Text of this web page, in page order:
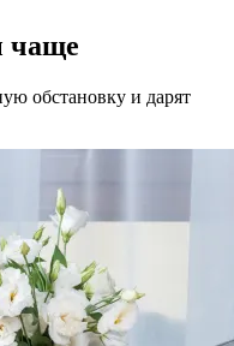
чаще
обстановку и дарят